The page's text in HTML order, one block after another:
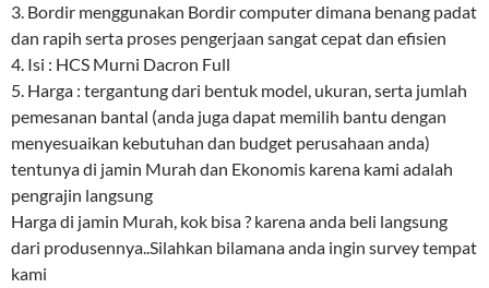
3. Bordir menggunakan Bordir computer dimana benang padat
dan rapih serta proses pengerjaan sangat cepat dan efisien
4. Isi : HCS Murni Dacron Full
5. Harga : tergantung dari bentuk model, ukuran, serta jumlah
pemesanan bantal (anda juga dapat memilih bantu dengan
menyesuaikan kebutuhan dan budget perusahaan anda)
tentunya di jamin Murah dan Ekonomis karena kami adalah
pengrajin langsung
Harga di jamin Murah, kok bisa ? karena anda beli langsung
dari produsennya..Silahkan bilamana anda ingin survey tempat
kami